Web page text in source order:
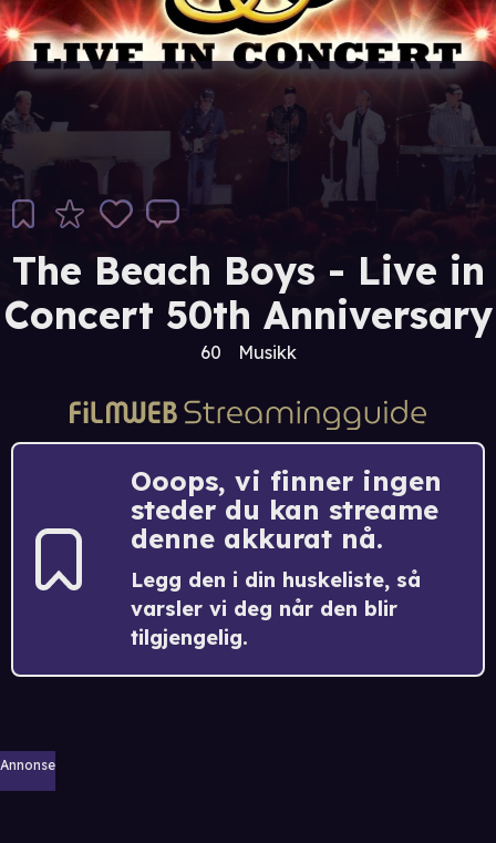
The Beach Boys - Live in
Concert 50th Anniversary
60 Musikk
Ooops, vi finner ingen
steder du kan streame
denne akkurat nå.
Legg den i din huskeliste, så
varsler vi deg når den blir
tilgjengelig.
Annonse